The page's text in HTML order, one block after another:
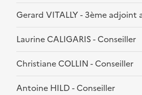
Gerard VITALLY - 3ème adjoint
Laurine CALIGARIS - Conseiller
Christiane COLLIN - Conseiller
Antoine HILD - Conseiller